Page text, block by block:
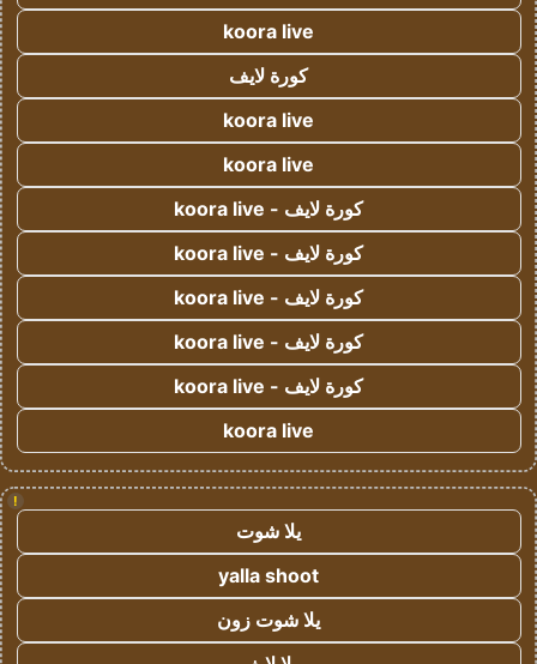
koora live
كورة لايف
koora live
koora live
كورة لايف - koora live
كورة لايف - koora live
كورة لايف - koora live
كورة لايف - koora live
كورة لايف - koora live
koora live
!
يلا شوت
yalla shoot
يلا شوت زون